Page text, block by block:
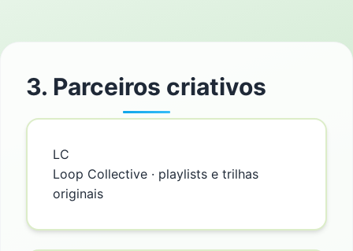
3. Parceiros criativos
LC
Loop Collective · playlists e trilhas
originais